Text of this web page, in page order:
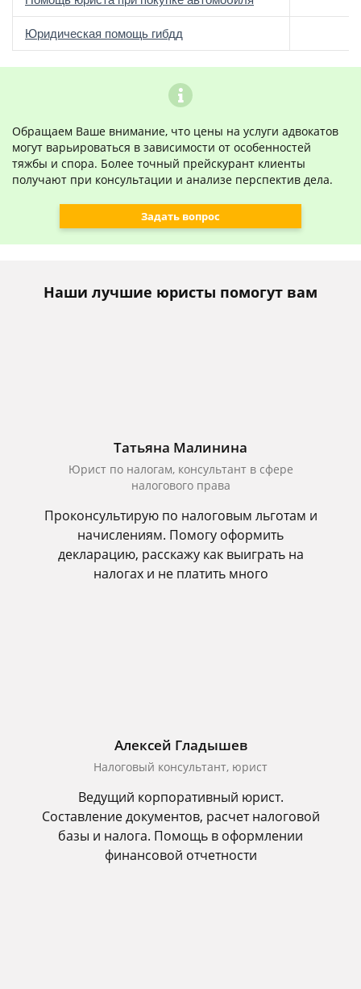
Юридическая помощь гибдд
Обращаем Ваше внимание, что цены на услуги адвокатов
могут варьироваться в зависимости от особенностей
тяжбы и спора. Более точный прейскурант клиенты
получают при консультации и анализе перспектив дела.
Задать вопрос
Наши лучшие юристы помогут вам
Татьяна Малинина
Юрист по налогам, консультант в сфере
налогового права
Проконсультирую по налоговым льготам и
начислениям. Помогу оформить
декларацию, расскажу как выиграть на
налогах и не платить много
Алексей Гладышев
Налоговый консультант, юрист
Ведущий корпоративный юрист.
Составление документов, расчет налоговой
базы и налога. Помощь в оформлении
финансовой отчетности